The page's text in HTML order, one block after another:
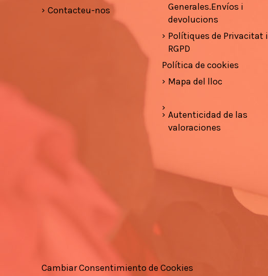
Contacteu-nos
Generales.Envíos i
devolucions
Polítiques de Privacitat i
RGPD
Política de cookies
Mapa del lloc
Autenticidad de las
valoraciones
Cambiar Consentimiento de Cookies